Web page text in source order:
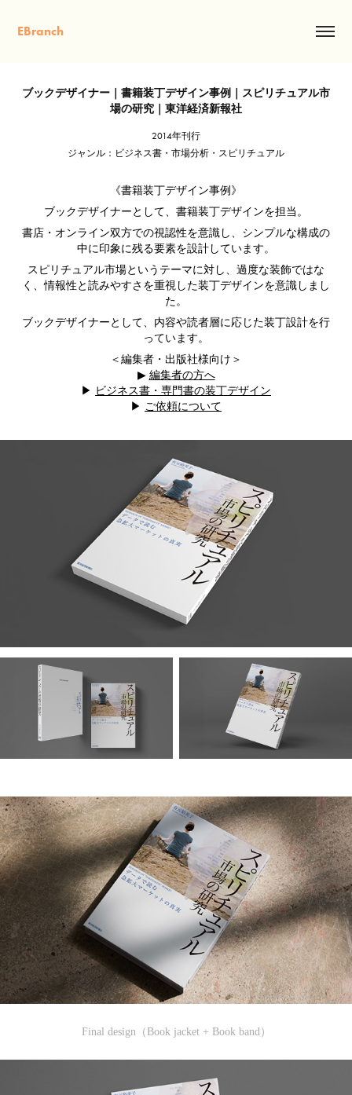
EBranch
ブックデザイナー｜書籍装丁デザイン事例｜スピリチュアル市
場の研究｜東洋経済新報社
2014年刊行
ジャンル：ビジネス書・市場分析・スピリチュアル
《書籍装丁デザイン事例》
ブックデザイナーとして、書籍装丁デザインを担当。
書店・オンライン双方での視認性を意識し、シンプルな構成の
中に印象に残る要素を設計しています。
スピリチュアル市場というテーマに対し、過度な装飾ではな
く、情報性と読みやすさを重視した装丁デザインを意識しまし
た。
ブックデザイナーとして、内容や読者層に応じた装丁設計を行
っています。
＜編集者・出版社様向け＞
▶ 編集者の方へ
▶ ビジネス書・専門書の装丁デザイン
▶ ご依頼について
Final design（Book jacket + Book band）